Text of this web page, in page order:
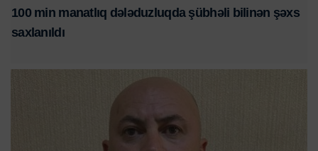
100 min manatlıq dələduzluqda şübhəli bilinən şəxs
saxlanıldı